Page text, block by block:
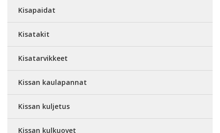
Kisapaidat
Kisatakit
Kisatarvikkeet
Kissan kaulapannat
Kissan kuljetus
Kissan kulkuovet